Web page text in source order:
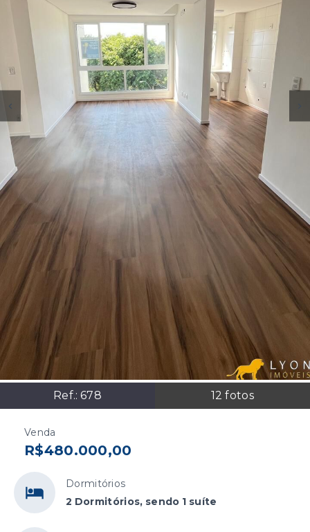
Ref.:678 12 fotos
Venda
R$480.000,00
Dormitórios
2 Dormitórios, sendo 1 suíte